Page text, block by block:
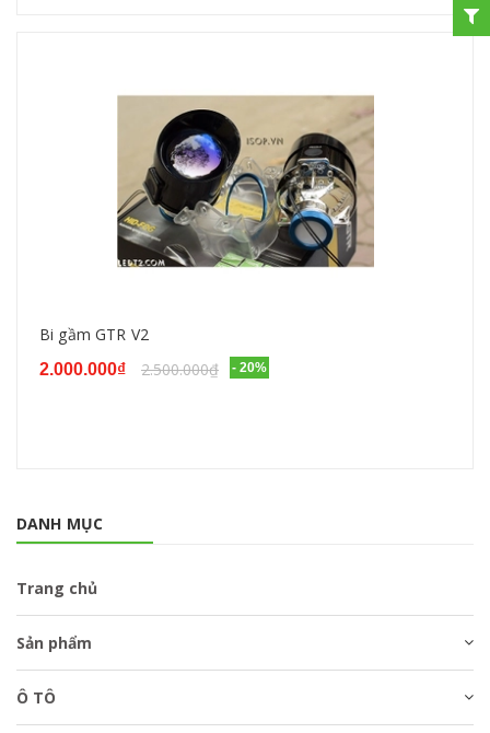
Bi gầm GTR V2
2.000.000₫ 2.500.000₫ - 20%
DANH MỤC
Trang chủ
Sản phẩm
Ô TÔ